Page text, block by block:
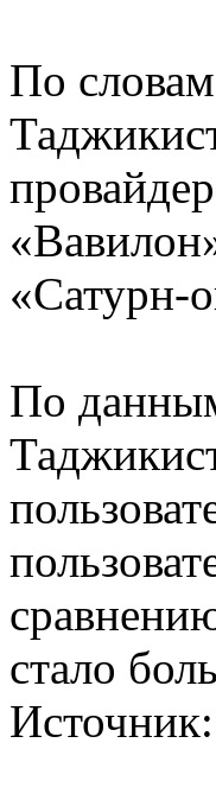
По
«Сатурн-
По
стало
Источник: